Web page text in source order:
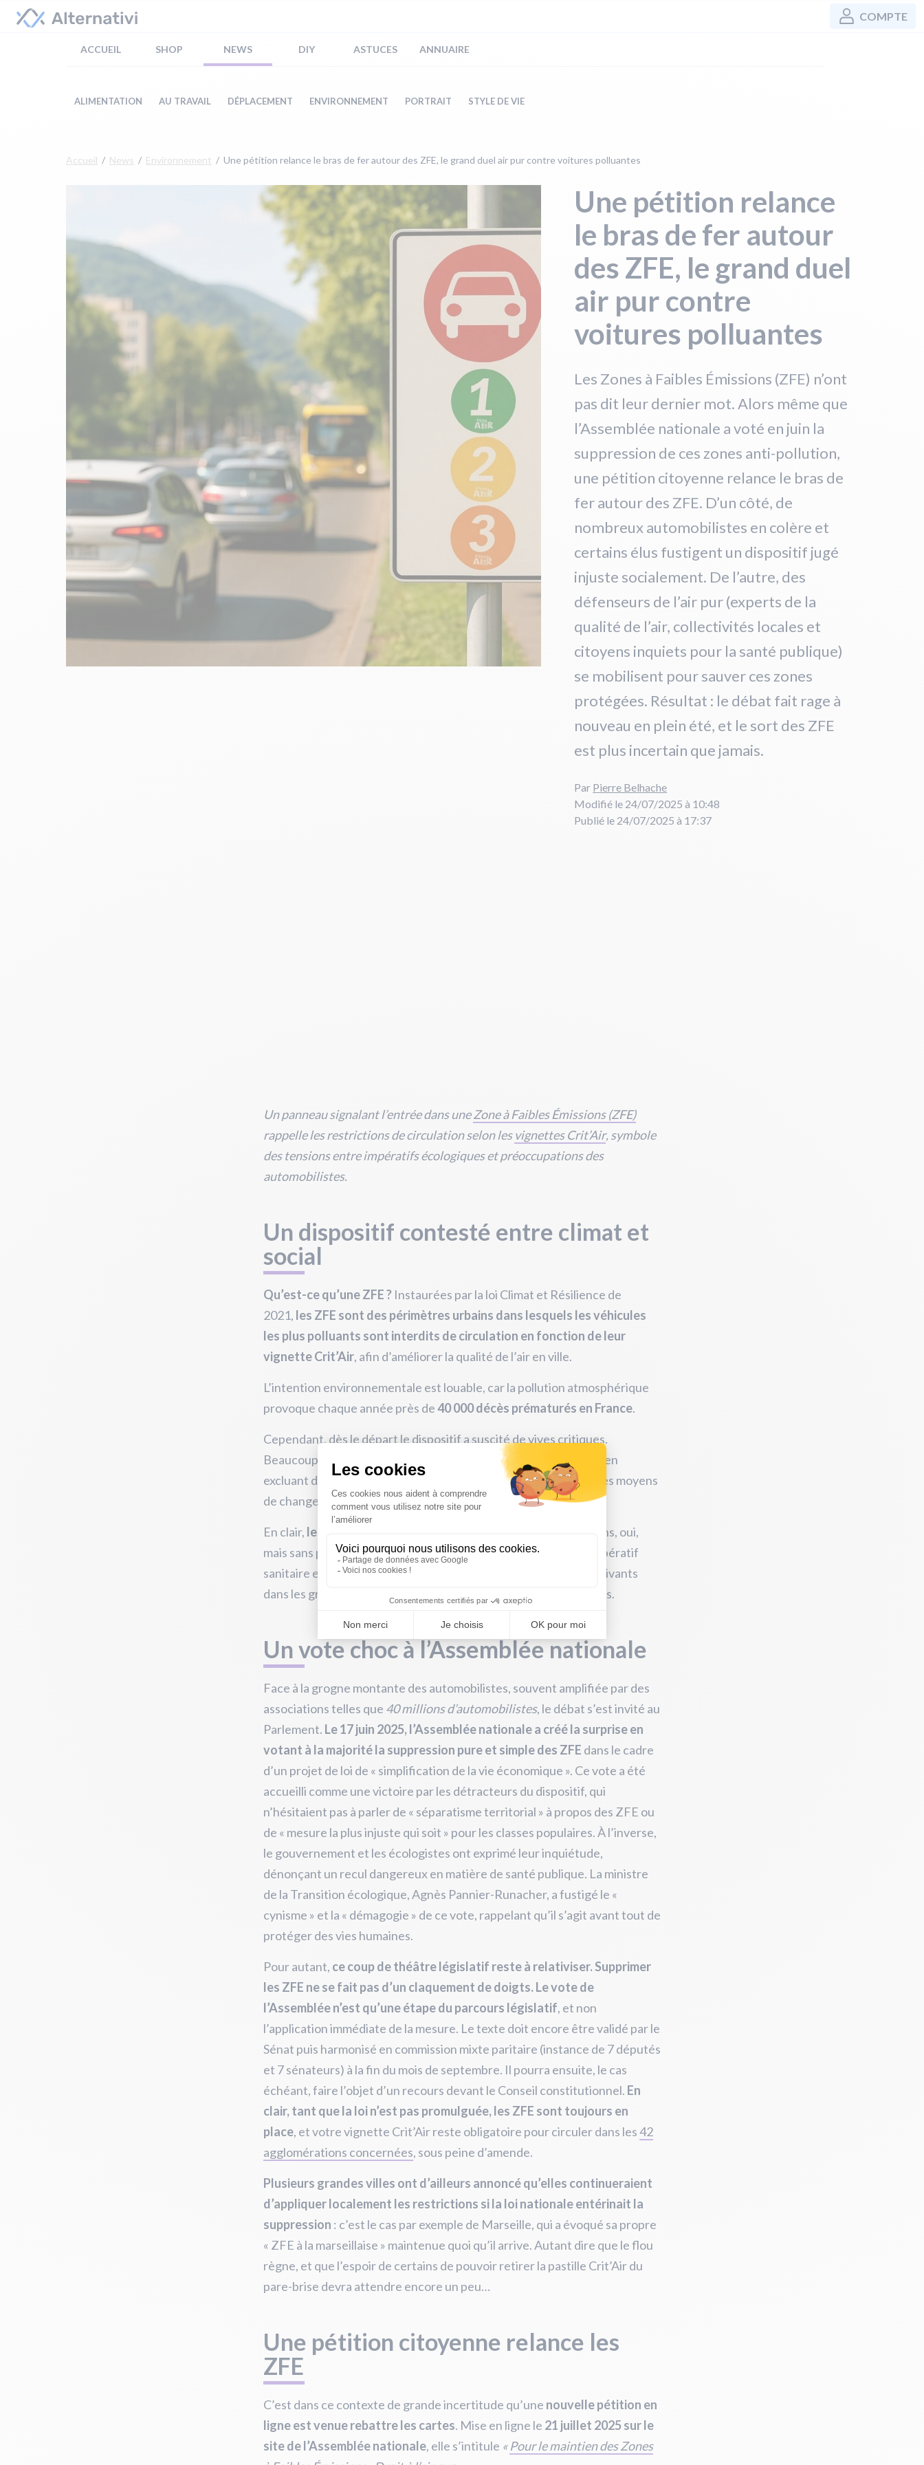
COMPTE
ACCUEIL SHOP NEWS DIY ASTUCES ANNUAIRE
ALIMENTATION AU TRAVAIL DÉPLACEMENT ENVIRONNEMENT PORTRAIT STYLE DE VIE
Accueil News Environnement Une pétition relance le bras de fer autour des ZFE, le grand duel air pur contre voitures polluantes
Une pétition relance
le bras de fer autour
des ZFE, le grand duel
air pur contre
voitures polluantes
Les Zones à Faibles Émissions (ZFE) n’ont
pas dit leur dernier mot. Alors même que
l’Assemblée nationale a voté en juin la
suppression de ces zones anti-pollution,
une pétition citoyenne relance le bras de
fer autour des ZFE. D’un côté, de
nombreux automobilistes en colère et
certains élus fustigent un dispositif jugé
injuste socialement. De l’autre, des
défenseurs de l’air pur (experts de la
qualité de l’air, collectivités locales et
citoyens inquiets pour la santé publique)
se mobilisent pour sauver ces zones
protégées. Résultat : le débat fait rage à
nouveau en plein été, et le sort des ZFE
est plus incertain que jamais.
Par Pierre Belhache
Modifié le 24/07/2025 à 10:48
Publié le 24/07/2025 à 17:37
Un panneau signalant l’entrée dans uneZone à Faibles Émissions (ZFE)
rappelle les restrictions de circulation selon lesvignettes Crit’Air, symbole
des tensions entre impératifs écologiques et préoccupations des
automobilistes.
Un dispositif contesté entre climat et
social
Qu’est-ce qu’une ZFE ? Instaurées par la loi Climat et Résilience de
2021, les ZFE sont des périmètres urbains dans lesquels les véhicules
les plus polluants sont interdits de circulation en fonction de leur
vignette Crit’Air, afin d’améliorer la qualité de l’air en ville.
L’intention environnementale est louable, car la pollution atmosphérique
provoque chaque année près de40 000 décès prématurés en France.
Cependant, dès le départ le dispositif a suscité de vives critiques.
Beaucoup reprochent aux ZFE de créer
des injustices sociales
en
excluant des centres-villes les ménages modestes qui n’ont pas les moyens
de changer de voiture pour un modèle récent et propre.
En clair, le ZFE est devenu un casse-tête
: protéger nos poumons, oui,
mais sans pénaliser les plus précaires. Cette opposition entre impératif
sanitaire et réalité sociale a fait des ZFE l’un des sujets les plus clivants
dans les grandes agglomérations françaises ces dernières années.
Un vote choc à l’Assemblée nationale
Face à la grogne montante des automobilistes, souvent amplifiée par des
associations telles que 40 millions d’automobilistes, le débat s’est invité au
Parlement. Le 17 juin 2025, l’Assemblée nationale a créé la surprise en
votant à la majorité la suppression pure et simple des ZFE dans le cadre
d’un projet de loi de « simplification de la vie économique ». Ce vote a été
accueilli comme une victoire par les détracteurs du dispositif, qui
n’hésitaient pas à parler de « séparatisme territorial » à propos des ZFE ou
de « mesure la plus injuste qui soit » pour les classes populaires. À l’inverse,
le gouvernement et les écologistes ont exprimé leur inquiétude,
dénonçant un recul dangereux en matière de santé publique. La ministre
de la Transition écologique, Agnès Pannier-Runacher, a fustigé le «
cynisme » et la « démagogie » de ce vote, rappelant qu’il s’agit avant tout de
protéger des vies humaines.
Pour autant, ce coup de théâtre législatif reste à relativiser. Supprimer
les ZFE ne se fait pas d’un claquement de doigts. Le vote de
l’Assemblée n’est qu’une étape du parcours législatif, et non
l’application immédiate de la mesure. Le texte doit encore être validé par le
Sénat puis harmonisé en commission mixte paritaire (instance de 7 députés
et 7 sénateurs) à la fin du mois de septembre. Il pourra ensuite, le cas
échéant, faire l’objet d’un recours devant le Conseil constitutionnel. En
clair, tant que la loi n’est pas promulguée, les ZFE sont toujours en
place, et votre vignette Crit’Air reste obligatoire pour circuler dans les42
agglomérations concernées, sous peine d’amende.
Plusieurs grandes villes ont d’ailleurs annoncé qu’elles continueraient
d’appliquer localement les restrictions si la loi nationale entérinait la
suppression : c’est le cas par exemple de Marseille, qui a évoqué sa propre
« ZFE à la marseillaise » maintenue quoi qu’il arrive. Autant dire que le flou
règne, et que l’espoir de certains de pouvoir retirer la pastille Crit’Air du
pare-brise devra attendre encore un peu…
Une pétition citoyenne relance les
ZFE
C’est dans ce contexte de grande incertitude qu’une nouvelle pétition en
ligne est venue rebattre les cartes. Mise en ligne le 21 juillet 2025 sur le
site de l’Assemblée nationale, elle s’intitule «Pour le maintien des Zones